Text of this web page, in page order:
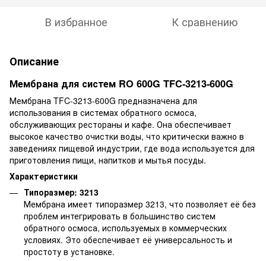
В избранное К сравнению
Описание
Мембрана для систем RO 600G TFC-3213-600G
Мембрана TFC-3213-600G предназначена для
использования в системах обратного осмоса,
обслуживающих рестораны и кафе. Она обеспечивает
высокое качество очистки воды, что критически важно в
заведениях пищевой индустрии, где вода используется для
приготовления пищи, напитков и мытья посуды.
Характеристики
Типоразмер: 3213
Мембрана имеет типоразмер 3213, что позволяет её без
проблем интегрировать в большинство систем
обратного осмоса, используемых в коммерческих
условиях. Это обеспечивает её универсальность и
простоту в установке.